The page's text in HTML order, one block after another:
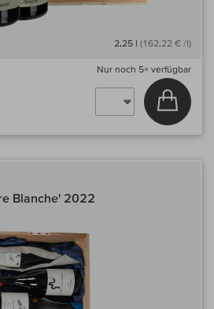
2,25 l (162,22 € /l)
Nur noch 5× verfügbar
In
Blanche' 2022